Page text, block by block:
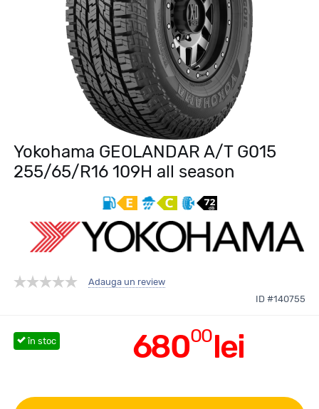
Yokohama GEOLANDAR A/T G015
255/65/R16 109H all season
Adauga un review
ID #140755
68000lei
în stoc